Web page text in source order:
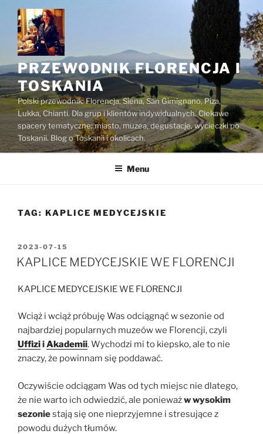
Przejdź
treści
PRZEWODNIK FLORENCJA I
TOSKANIA
Polski przewodnik: Florencja, Siena, San Gimignano, Piza,
Lukka, Chianti. Dla grup i klientów indywidualnych. Ciekawe
spacery tematyczne: miasto, muzea, degustacje, wycieczki po
Toskanii. Blog o Toskanii i okolicach.
Menu
TAG: KAPLICE MEDYCEJSKIE
OPUBLIKOWANE
W
2023-07-15
KAPLICE MEDYCEJSKIE WE FLORENCJI
KAPLICE MEDYCEJSKIE WE FLORENCJI
Wciąż i wciąż próbuję Was odciągnąć w sezonie od
najbardziej popularnych muzeów we Florencji, czyli
UffiziiAkademii. Wychodzi mi to kiepsko, ale to nie
znaczy, że powinnam się poddawać.
Oczywiście odciągam Was od tych miejsc nie dlatego,
że nie warto ich odwiedzić, ale ponieważw wysokim
sezoniestają się one nieprzyjemne i stresujące z
powodu dużych tłumów.